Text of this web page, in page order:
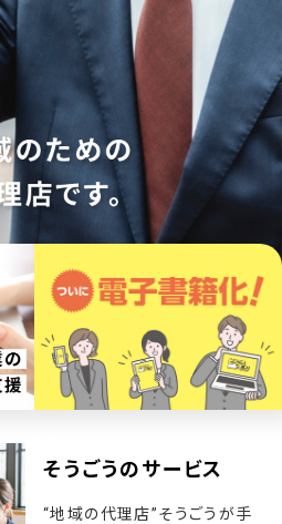
そうごうのサービス
“地域の代理店”そうごうが手